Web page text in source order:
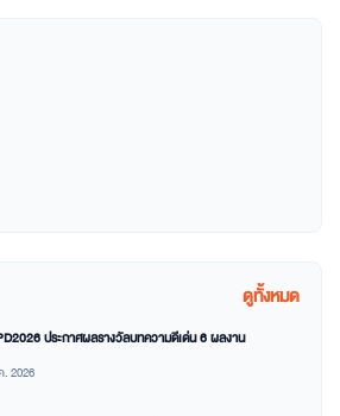
ดูทั้งหมด
ประกาศผลรางวัลบทความดีเด่น 6 ผลงาน
2026